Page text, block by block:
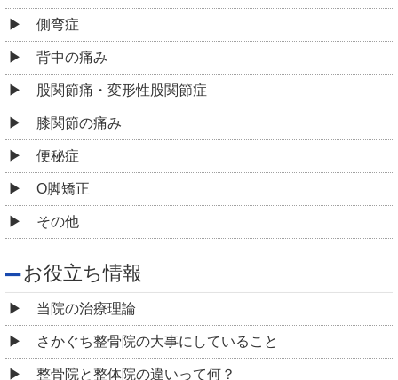
側弯症
背中の痛み
股関節痛・変形性股関節症
膝関節の痛み
便秘症
O脚矯正
その他
お役立ち情報
当院の治療理論
さかぐち整骨院の大事にしていること
整骨院と整体院の違いって何？